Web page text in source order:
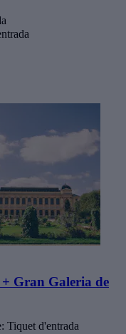
+ Gran Galeria de
Tiquet d'entrada